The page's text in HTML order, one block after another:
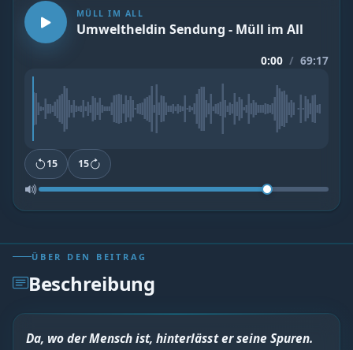
MÜLL IM ALL
Umweltheldin Sendung - Müll im All
0:00 / 69:17
15 15
ÜBER DEN BEITRAG
Beschreibung
Da, wo der Mensch ist, hinterlässt er seine Spuren.